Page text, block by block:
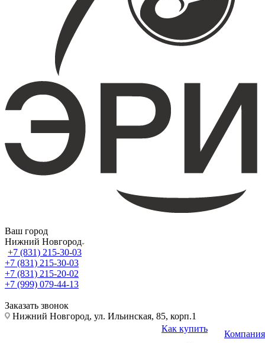
Ваш город
Нижний Новгород
+7 (831) 215-30-03
+7 (831) 215-30-03
+7 (831) 215-20-02
+7 (999) 079-44-13
Заказать звонок
Нижний Новгород, ул. Ильинская, 85, корп.1
Как купить
Компания